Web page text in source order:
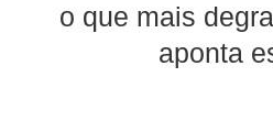
o que mais
aponta